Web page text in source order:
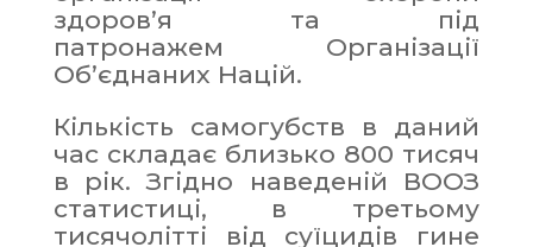
здоров’я та під
патронажем Організації
Об’єднаних Націй.
Кількість самогубств в даний
час складає близько 800 тисяч
в рік. Згідно наведеній ВООЗ
статистиці, в третьому
тисячолітті від суїцидів гине